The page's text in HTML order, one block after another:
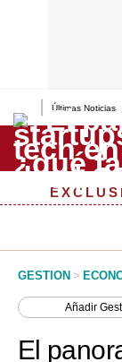
Últimas Noticias
Lo último
Peru Quiosco
Management &
GESTION >
Añadir
El